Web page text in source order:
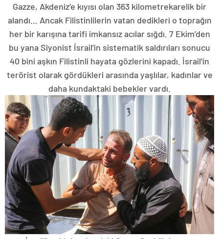
Gazze, Akdeniz’e kıyısı olan 363 kilometrekarelik bir
alandı… Ancak Filistinlilerin vatan dedikleri o toprağın
her bir karışına tarifi imkansız acılar sığdı. 7 Ekim’den
bu yana Siyonist İsrail’in sistematik saldırıları sonucu
40 bini aşkın Filistinli hayata gözlerini kapadı. İsrail’in
terörist olarak gördükleri arasında yaşlılar, kadınlar ve
daha kundaktaki bebekler vardı.